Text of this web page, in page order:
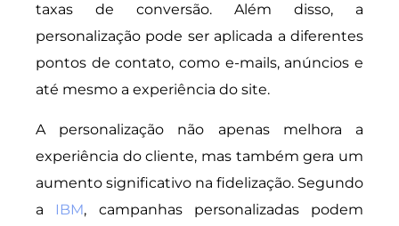
taxas de conversão. Além disso, a
personalização pode ser aplicada a diferentes
pontos de contato, como e-mails, anúncios e
até mesmo a experiência do site.
A personalização não apenas melhora a
experiência do cliente, mas também gera um
aumento significativo na fidelização. Segundo
a IBM, campanhas personalizadas podem